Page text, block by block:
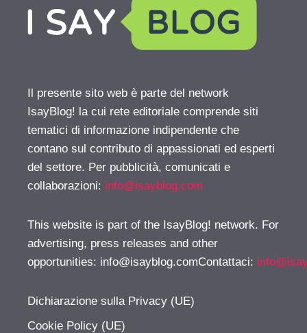
Il presente sito web è parte del network
IsayBlog! la cui rete editoriale comprende siti
tematici di informazione indipendente che
contano sul contributo di appassionati ed esperti
del settore. Per pubblicità, comunicati e
collaborazioni: info@isayblog.com
This website is part of the IsayBlog! network. For
advertising, press releases and other
opportunities: info@isayblog.comContattaci:
Dichiarazione sulla Privacy (UE)
Cookie Policy (UE)